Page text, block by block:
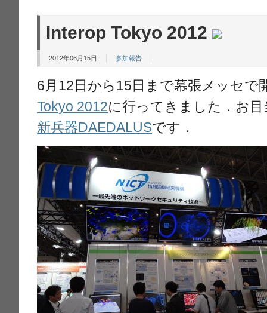
Interop Tokyo 2012
2012年06月15日 参加報告
6月12日から15日まで幕張メッセで
Tokyo 2012に行ってきました．お
新兵器DAEDALUSです．